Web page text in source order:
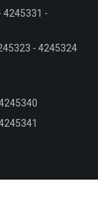
4245331 -
- 4245324